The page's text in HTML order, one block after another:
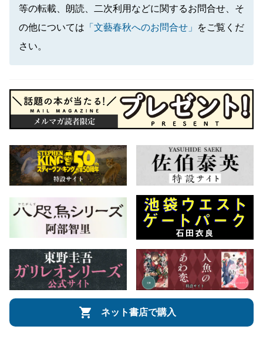
等の転載、朗読、二次利用などに関するお問合せ、そ
の他については 「文藝春秋へのお問合せ」
をご覧くだ
さい。
ネット書店で購入